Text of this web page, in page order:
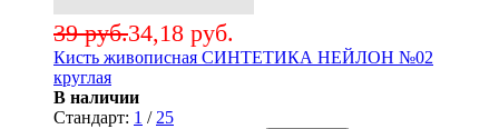
34,18 руб.
39 руб.
Кисть живописная СИНТЕТИКА НЕЙЛОН №02
круглая
В наличии
Стандарт: 1 / 25